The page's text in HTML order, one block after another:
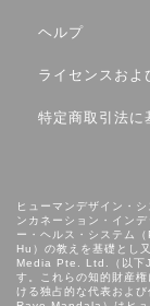
ヘルプ
ライセンスおよ
特定商取引法に
ヒューマンデザイン・
ンカネーション・イン
ー・ヘルス・システム
Hu）の教えを基礎とし
Media Pte. Ltd.（以下
す。これらの知的財産
ける独占的な代表およ